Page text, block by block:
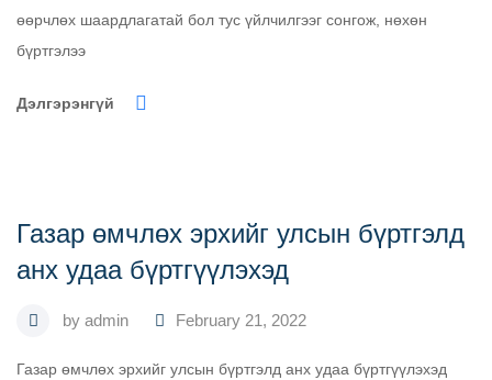
өөрчлөх шаардлагатай бол тус үйлчилгээг сонгож, нөхөн
бүртгэлээ
Дэлгэрэнгүй
Газар өмчлөх эрхийг улсын бүртгэлд
анх удаа бүртгүүлэхэд
by admin February 21, 2022
Газар өмчлөх эрхийг улсын бүртгэлд анх удаа бүртгүүлэхэд